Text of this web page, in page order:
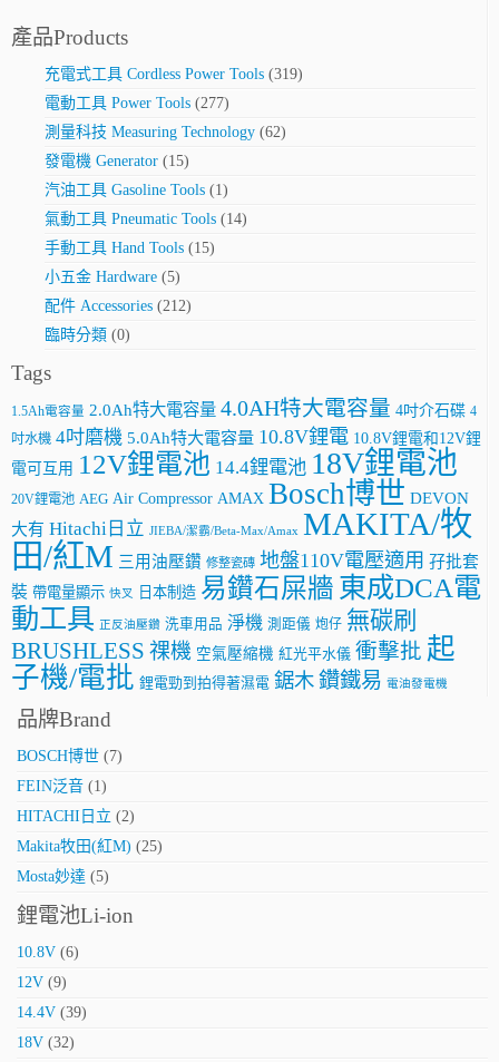
產品Products
充電式工具 Cordless Power Tools (319)
電動工具 Power Tools (277)
測量科技 Measuring Technology (62)
發電機 Generator (15)
汽油工具 Gasoline Tools (1)
氣動工具 Pneumatic Tools (14)
手動工具 Hand Tools (15)
小五金 Hardware (5)
配件 Accessories (212)
臨時分類 (0)
Tags
1.5Ah電容量 2.0Ah特大電容量 4.0AH特大電容量 4吋介石碟 4
吋水機 4吋磨機 5.0Ah特大電容量 10.8V鋰電 10.8V鋰電和12V鋰
電可互用 12V鋰電池 14.4鋰電池 18V鋰電池
20V鋰電池 AEG Air Compressor AMAX Bosch博世 DEVON
大有 Hitachi日立 JIEBA/潔霸/Beta-Max/Amax MAKITA/牧
田/紅M 三用油壓鑽 修整瓷磚 地盤110V電壓適用 孖批套
裝 帶電量顯示 快叉 日本制造 易鑽石屎牆 東成DCA電
動工具 正反油壓鑽 洗車用品 淨機 測距儀 炮仔 無碳刷
BRUSHLESS 祼機 空氣壓縮機 紅光平水儀 衝擊批 起
子機/電批 鋰電勁到拍得著濕電 鋸木 鑽鐵易 電油發電機
品牌Brand
BOSCH博世 (7)
FEIN泛音 (1)
HITACHI日立 (2)
Makita牧田(紅M) (25)
Mosta妙達 (5)
鋰電池Li-ion
10.8V (6)
12V (9)
14.4V (39)
18V (32)